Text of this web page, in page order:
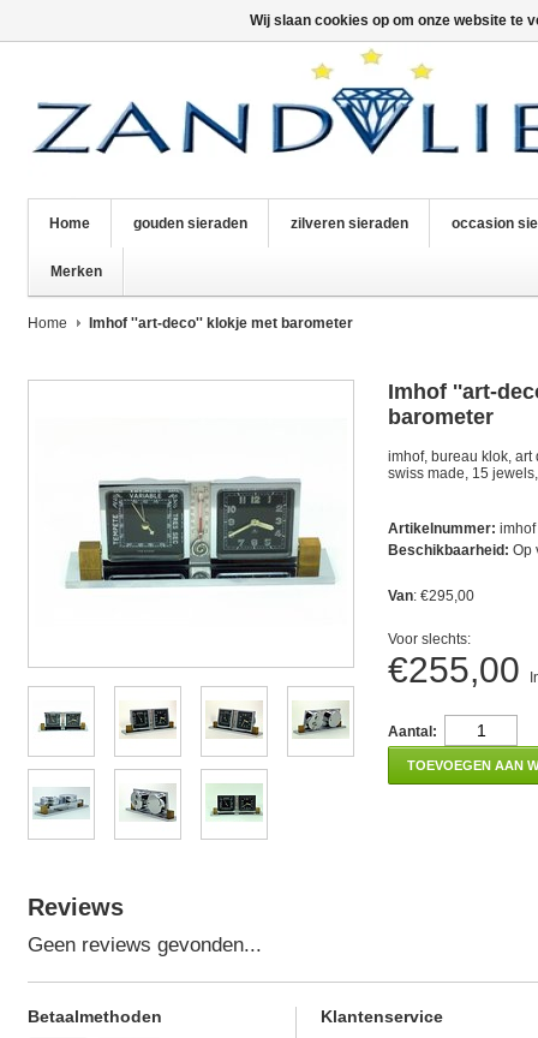
Home gouden sieraden zilveren sieraden occasion
Merken
Home Imhof ''art-deco'' klokje met barometer
Imhof ''art-
barometer
imhof, bureau klok, art
swiss made, 15 jewels,
Artikelnummer: imhof
Beschikbaarheid: Op
Van: €295,00
Voor slechts:
€255,00
Aantal:
TOEVOEGEN AAN
Reviews
Geen reviews gevonden...
Betaalmethoden Klantenservice
Wij slaan cookies op om onze website te